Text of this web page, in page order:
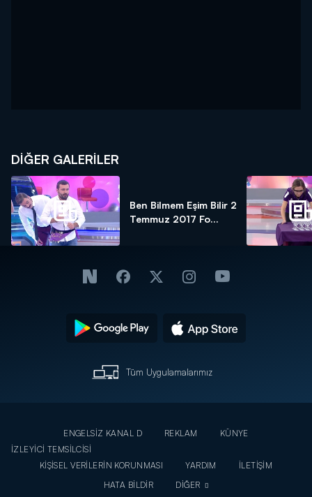
DİĞER GALERİLER
Ben Bilmem Eşim Bilir 2
Temmuz 2017 Fo...
Tüm Uygulamalarımız
ENGELSİZ KANAL D REKLAM
KÜNYE
İZLEYİCİ TEMSİLCİSİ
KİŞİSEL VERİLERİN KORUNMASI
YARDIM
İLETİŞİM
HATA BİLDİR
DİĞER